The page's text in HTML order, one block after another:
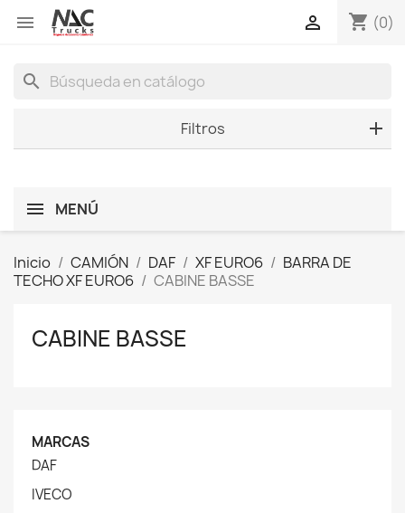
 shopping_cart (0)

search
Filtros
MENÚ
Inicio CAMIÓN DAF XF EURO6
BARRA DE
TECHO XF EURO6
CABINE BASSE
CABINE BASSE
MARCAS
DAF
IVECO